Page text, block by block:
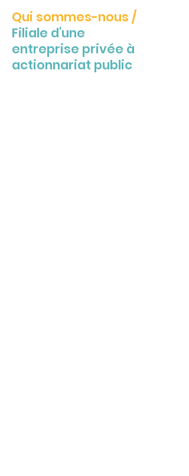
Qui sommes-nous /
Filiale d'une
entreprise privée à
actionnariat public